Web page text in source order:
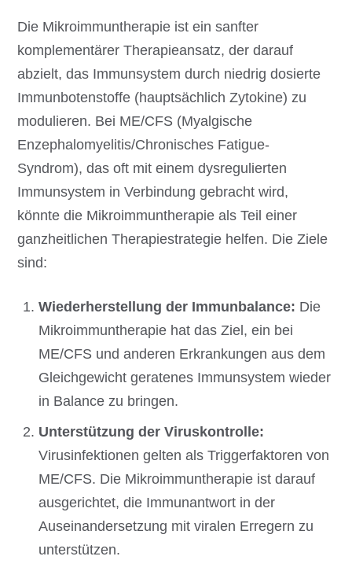
Die Mikroimmuntherapie ist ein sanfter
komplementärer Therapieansatz, der darauf
abzielt, das Immunsystem durch niedrig dosierte
Immunbotenstoffe (hauptsächlich Zytokine) zu
modulieren. Bei ME/CFS (Myalgische
Enzephalomyelitis/Chronisches Fatigue-
Syndrom), das oft mit einem dysregulierten
Immunsystem in Verbindung gebracht wird,
könnte die Mikroimmuntherapie als Teil einer
ganzheitlichen Therapiestrategie helfen. Die Ziele
sind:
Wiederherstellung der Immunbalance: Die
Mikroimmuntherapie hat das Ziel, ein bei
ME/CFS und anderen Erkrankungen aus dem
Gleichgewicht geratenes Immunsystem wieder
in Balance zu bringen.
Unterstützung der Viruskontrolle:
Virusinfektionen gelten als Triggerfaktoren von
ME/CFS. Die Mikroimmuntherapie ist darauf
ausgerichtet, die Immunantwort in der
Auseinandersetzung mit viralen Erregern zu
unterstützen.